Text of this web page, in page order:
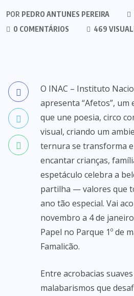
POR PEDRO ANTUNES PEREIRA
0 COMENTÁRIOS
469
O INAC – Instituto
apresenta “Afetos”, um
que une poesia, circo
visual, criando um
ternura se transforma
encantar crianças,
espetáculo celebra a
partilha — valores que
ano tão especial. Vai
novembro a 4 de
Papel no Parque 1º de
Famalicão.
Entre acrobacias
malabarismos que